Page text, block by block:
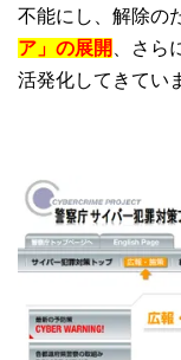
不能にし、解除の
ア」の展開
、さら
活発化してきてい